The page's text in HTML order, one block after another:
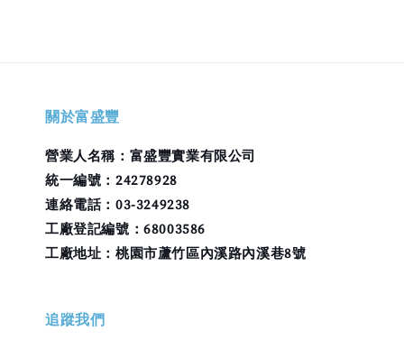
關於富盛豐
營業人名稱：富盛豐實業有限公司
統一編號：24278928
連絡電話：03-3249238
工廠登記編號：68003586
工廠地址：桃園市蘆竹區內溪路內溪巷8號
追蹤我們